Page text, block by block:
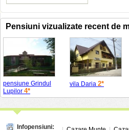
Pensiuni vizualizate recent de
pensiune Grindul
Lupilor 4*
vila Daria 2*
Infopensiuni: